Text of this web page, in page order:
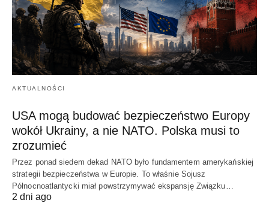
AKTUALNOŚCI
USA mogą budować bezpieczeństwo Europy
wokół Ukrainy, a nie NATO. Polska musi to
zrozumieć
Przez ponad siedem dekad NATO było fundamentem amerykańskiej
strategii bezpieczeństwa w Europie. To właśnie Sojusz
Północnoatlantycki miał powstrzymywać ekspansję Związku…
2 dni ago